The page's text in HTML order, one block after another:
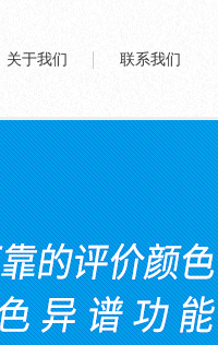
关于我们 联系我们